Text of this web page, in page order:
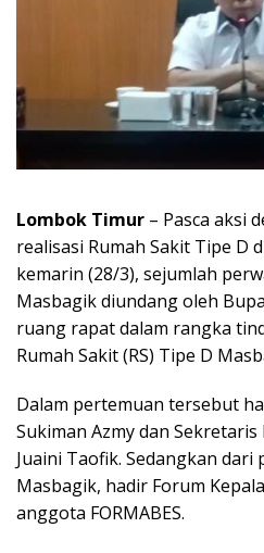
Lombok Timur – Pasca aksi
realisasi Rumah Sakit Tipe D
kemarin (28/3), sejumlah
Masbagik diundang oleh
ruang rapat dalam rangka
Rumah Sakit (RS) Tipe D
Dalam pertemuan tersebut
Sukiman Azmy dan Sekretaris
Juaini Taofik. Sedangkan
Masbagik, hadir Forum
anggota FORMABES.